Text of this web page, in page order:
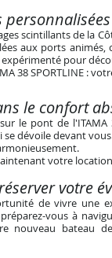
scintillants de la
aux ports
pour
38 SPORTLINE :
le confort
le pont de
se dévoile devant
votre
votre
de vivre une
vous à
nouveau bateau